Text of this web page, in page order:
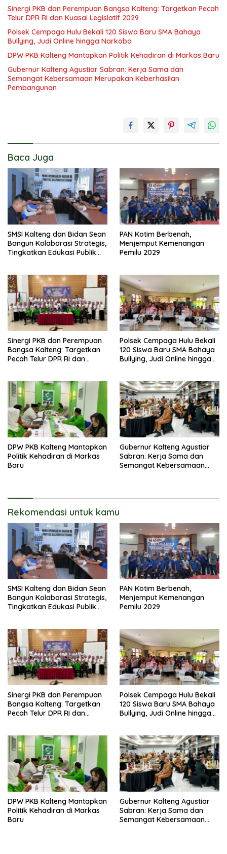
Sinergi PKB dan Perempuan Bangsa Kalteng: Targetkan Pecah
Telur DPR RI dan Kuasai Legislatif 2029
Polsek Cempaga Hulu Bekali 120 Siswa Baru SMA Bahaya
Bullying, Judi Online hingga Narkoba
DPW PKB Kalteng Mantapkan Politik Kehadiran di Markas Baru
Gubernur Kalteng Agustiar Sabran: Kerja Sama dan
Semangat Kebersamaan Merupakan Keberhasilan
Pembangunan
Baca Juga
SMSI Kalteng dan Bidan Sean
Bangun Kolaborasi Strategis,
Tingkatkan Edukasi Publik
PAN Kotim Berbenah,
Menjemput Kemenangan
Pemilu 2029
Sinergi PKB dan Perempuan
Bangsa Kalteng: Targetkan
Pecah Telur DPR RI dan
Polsek Cempaga Hulu Bekali
120 Siswa Baru SMA Bahaya
Bullying, Judi Online hingga
DPW PKB Kalteng Mantapkan
Politik Kehadiran di Markas
Baru
Gubernur Kalteng Agustiar
Sabran: Kerja Sama dan
Semangat Kebersamaan
Rekomendasi untuk kamu
SMSI Kalteng dan Bidan Sean
Bangun Kolaborasi Strategis,
Tingkatkan Edukasi Publik
PAN Kotim Berbenah,
Menjemput Kemenangan
Pemilu 2029
Sinergi PKB dan Perempuan
Bangsa Kalteng: Targetkan
Pecah Telur DPR RI dan
Polsek Cempaga Hulu Bekali
120 Siswa Baru SMA Bahaya
Bullying, Judi Online hingga
DPW PKB Kalteng Mantapkan
Politik Kehadiran di Markas
Baru
Gubernur Kalteng Agustiar
Sabran: Kerja Sama dan
Semangat Kebersamaan